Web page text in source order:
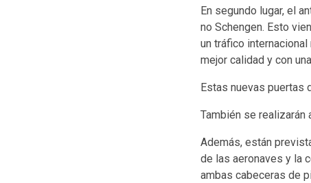
En segundo lugar, el
no Schengen. Esto
un tráfico
mejor calidad y con
Estas nuevas puertas
También se
Además, están
de las aeronaves y la
ambas cabeceras de